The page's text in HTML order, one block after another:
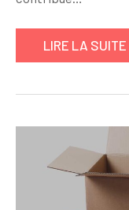
LIRE LA SUITE